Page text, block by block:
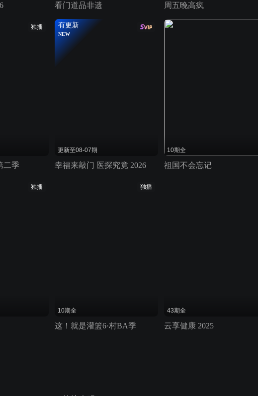
看门道品非遗 周五晚高疯
独播
二季
有更新
NEW
更新至08-07期
幸福来敲门 医探究竟 2026
10期全
祖国不会忘记
独播 独播
10期全
这！就是灌篮6·村BA季
43期全
云享健康 2025